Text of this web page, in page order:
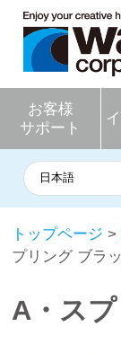
お客様
サポート
トップページ >
プリング ブラ
A・ス